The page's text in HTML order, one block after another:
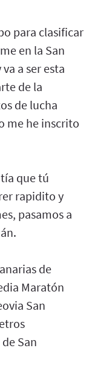
para clasificar
en la San
a ser esta
de la
de lucha
me he inscrito
que tú
rapidito y
pasamos a
de
Maratón
San
San